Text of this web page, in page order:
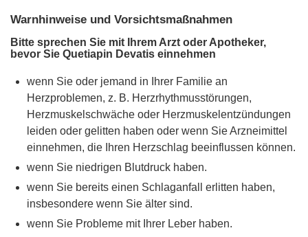
Warnhinweise und Vorsichtsmaßnahmen
Bitte sprechen Sie mit Ihrem Arzt oder Apotheker,
bevor Sie Quetiapin Devatis einnehmen
wenn Sie oder jemand in Ihrer Familie an
Herzproblemen, z. B. Herzrhythmusstörungen,
Herzmuskelschwäche oder Herzmuskelentzündungen
leiden oder gelitten haben oder wenn Sie Arzneimittel
einnehmen, die Ihren Herzschlag beeinflussen können.
wenn Sie niedrigen Blutdruck haben.
wenn Sie bereits einen Schlaganfall erlitten haben,
insbesondere wenn Sie älter sind.
wenn Sie Probleme mit Ihrer Leber haben.